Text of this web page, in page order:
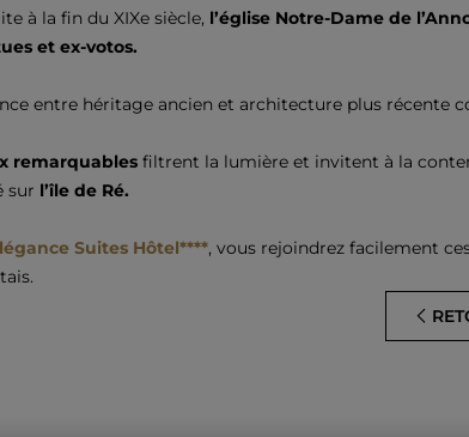
à la fin du XIXe siècle, l’église Notre-Dame de
et ex-votos.
entre héritage ancien et architecture plus récente
remarquables filtrent la lumière et invitent à la
sur l’île de Ré.
Suites Hôtel****, vous rejoindrez facilement